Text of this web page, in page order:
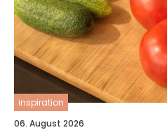
inspiration
06. August 2026